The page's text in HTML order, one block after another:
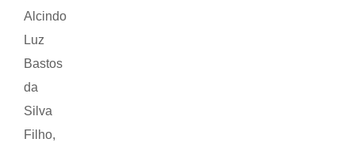
Alcindo
Luz
Bastos
da
Silva
Filho,